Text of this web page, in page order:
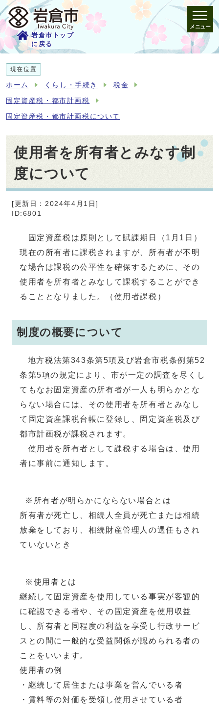
岩倉市トップ
に戻る
メニュー
現在位置
ホーム くらし・手続き 税金
固定資産税・都市計画税
固定資産税・都市計画税について
使用者を所有者とみなす制
度について
[更新日：2024年4月1日]
ID:6801
固定資産税は原則として賦課期日（1月1日）
現在の所有者に課税されますが、所有者が不明
な場合は課税の公平性を確保するために、その
使用者を所有者とみなして課税することができ
ることとなりました。（使用者課税）
制度の概要について
地方税法第343条第5項及び岩倉市税条例第52
条第5項の規定により、市が一定の調査を尽くし
てもなお固定資産の所有者が一人も明らかとな
らない場合には、その使用者を所有者とみなし
て固定資産課税台帳に登録し、固定資産税及び
都市計画税が課税されます。
使用者を所有者として課税する場合は、使用
者に事前に通知します。
※所有者が明らかにならない場合とは
所有者が死亡し、相続人全員が死亡または相続
放棄をしており、相続財産管理人の選任もされ
ていないとき
※使用者とは
継続して固定資産を使用している事実が客観的
に確認できる者や、その固定資産を使用収益
し、所有者と同程度の利益を享受し行政サービ
スとの間に一般的な受益関係が認められる者の
ことをいいます。
使用者の例
・継続して居住または事業を営んでいる者
・賃料等の対価を受領し使用させている者